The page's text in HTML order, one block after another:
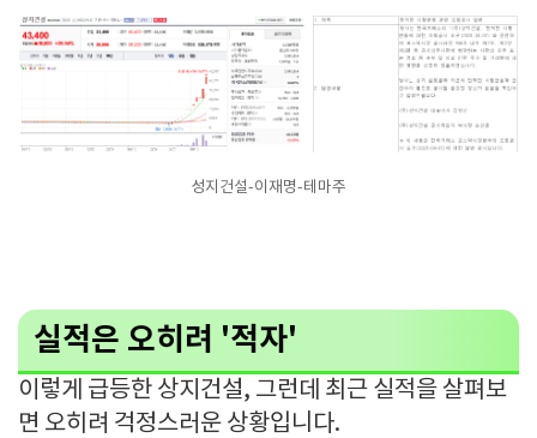
성지건설-이재명-테마주
실적은 오히려 '적자'
이렇게 급등한 상지건설, 그런데 최근 실적을 살펴보
면 오히려 걱정스러운 상황입니다.